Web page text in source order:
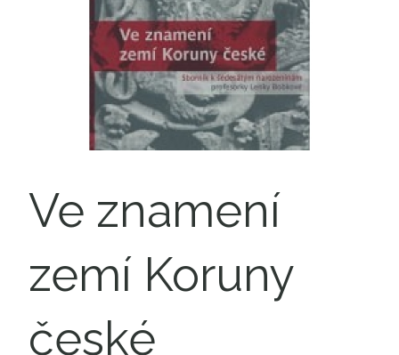
Ve znamení
zemí Koruny
české